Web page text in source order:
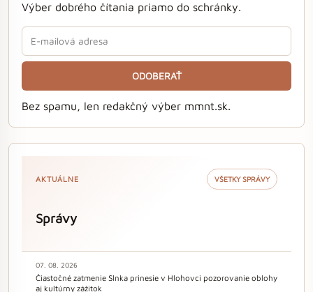
Výber dobrého čítania priamo do schránky.
ODOBERAŤ
Bez spamu, len redakčný výber mmnt.sk.
AKTUÁLNE VŠETKY SPRÁVY
Správy
07. 08. 2026
Čiastočné zatmenie Slnka prinesie v Hlohovci pozorovanie oblohy
aj kultúrny zážitok